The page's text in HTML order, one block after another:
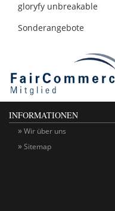
gloryfy unbreakable
Sonderangebote
INFORMATIONEN
Wir über uns
Sitemap